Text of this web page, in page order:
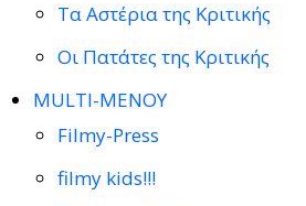
Τα Αστέρια της Κριτικής
Οι Πατάτες της Κριτικής
MULTI-ΜΕΝΟΥ
Filmy-Press
filmy kids!!!